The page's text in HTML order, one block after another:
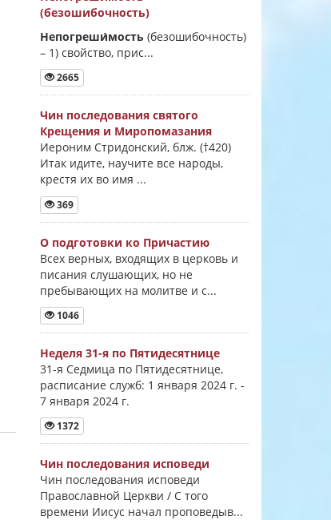
(безошибочность)
Непогреши́мость (безошибочность)
–1) свойство, прис...
2665
Чин последования святого
Крещения и Миропомазания
Иероним Стридонский, блж. (†420)
Итак идите, научите все народы,
крестя их во имя ...
369
О подготовки ко Причастию
Всех верных, входящих в церковь и
писания слушающих, но не
пребывающих на молитве и с...
1046
Неделя 31-я по Пятидесятнице
31-я Седмица по Пятидесятнице,
расписание служб: 1 января 2024 г. -
7 января 2024 г.
1372
Чин последования исповеди
Чин последования исповеди
Православной Церкви / С того
времени Иисус начал проповедыв...